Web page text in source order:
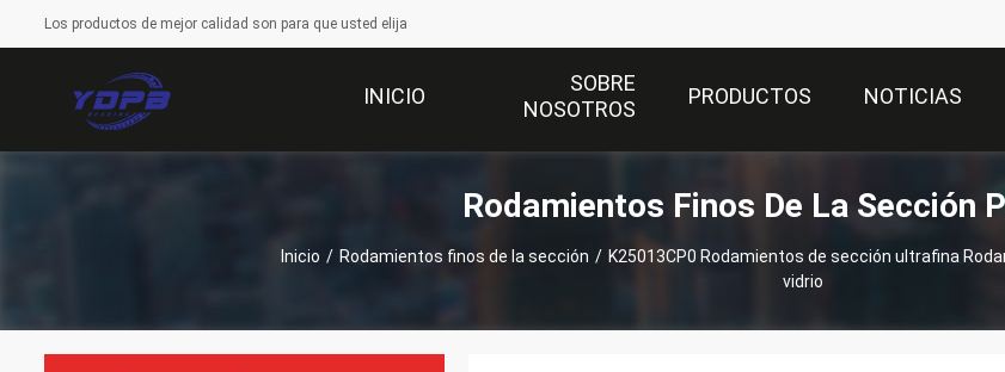
Los productos de mejor calidad son para que usted elija
INICIO
SOBRE
NOSOTROS
PRODUCTOS NOTICIAS
Rodamientos Finos De La Sección
Inicio / Rodamientos finos de la sección / K25013CP0 Rodamientos de sección ultrafina
vidrio